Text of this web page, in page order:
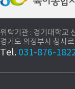
위탁기관 : 경기대학교
경기도 의정부시 청사
Tel. 031-876-